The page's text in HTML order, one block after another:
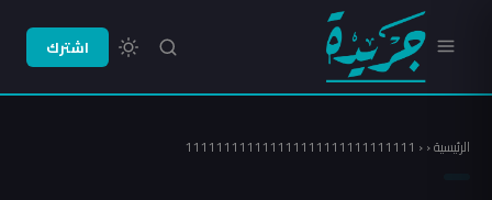
اشترك
الرئيسية‹
‹
111111111111111111111111111111